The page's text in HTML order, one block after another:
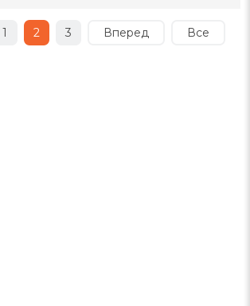
1 2 3 Вперед Все